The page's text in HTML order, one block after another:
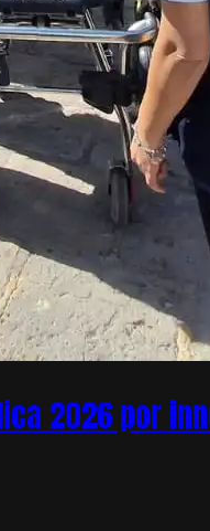
2026 por